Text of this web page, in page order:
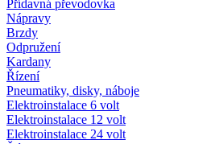
Přídavná převodovka
Nápravy
Brzdy
Odpružení
Kardany
Řízení
Pneumatiky, disky, náboje
Elektroinstalace 6 volt
Elektroinstalace 12 volt
Elektroinstalace 24 volt